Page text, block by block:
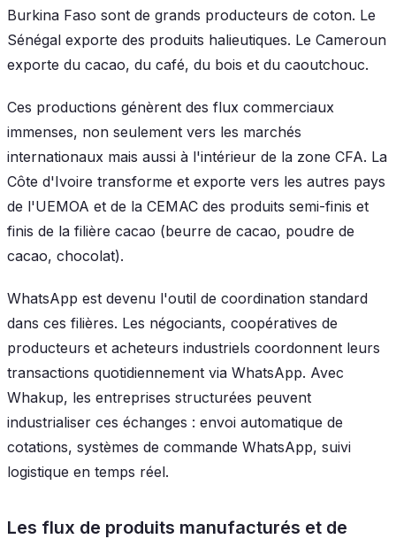
Burkina Faso sont de grands producteurs de coton. Le
Sénégal exporte des produits halieutiques. Le Cameroun
exporte du cacao, du café, du bois et du caoutchouc.
Ces productions génèrent des flux commerciaux
immenses, non seulement vers les marchés
internationaux mais aussi à l'intérieur de la zone CFA. La
Côte d'Ivoire transforme et exporte vers les autres pays
de l'UEMOA et de la CEMAC des produits semi-finis et
finis de la filière cacao (beurre de cacao, poudre de
cacao, chocolat).
WhatsApp est devenu l'outil de coordination standard
dans ces filières. Les négociants, coopératives de
producteurs et acheteurs industriels coordonnent leurs
transactions quotidiennement via WhatsApp. Avec
Whakup, les entreprises structurées peuvent
industrialiser ces échanges : envoi automatique de
cotations, systèmes de commande WhatsApp, suivi
logistique en temps réel.
Les flux de produits manufacturés et de